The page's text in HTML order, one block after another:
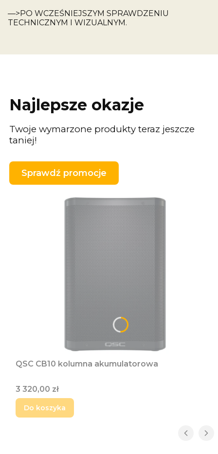
—>PO WCZEŚNIEJSZYM SPRAWDZENIU
TECHNICZNYM I WIZUALNYM.
Najlepsze okazje
Twoje wymarzone produkty teraz jeszcze
taniej!
Sprawdź promocje
QSC CB10 kolumna akumulatorowa
Cena
3 320,00 zł
Do koszyka